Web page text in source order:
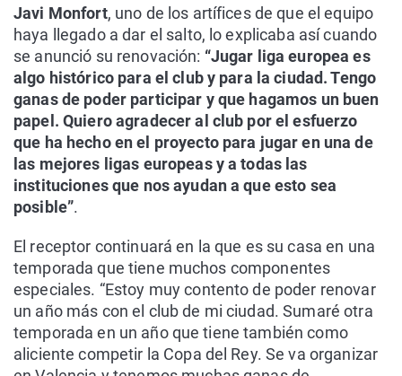
Javi Monfort, uno de los artífices de que el equipo
haya llegado a dar el salto, lo explicaba así cuando
se anunció su renovación: “Jugar liga europea es
algo histórico para el club y para la ciudad. Tengo
ganas de poder participar y que hagamos un buen
papel. Quiero agradecer al club por el esfuerzo
que ha hecho en el proyecto para jugar en una de
las mejores ligas europeas y a todas las
instituciones que nos ayudan a que esto sea
posible”.
El receptor continuará en la que es su casa en una
temporada que tiene muchos componentes
especiales. “Estoy muy contento de poder renovar
un año más con el club de mi ciudad. Sumaré otra
temporada en un año que tiene también como
aliciente competir la Copa del Rey. Se va organizar